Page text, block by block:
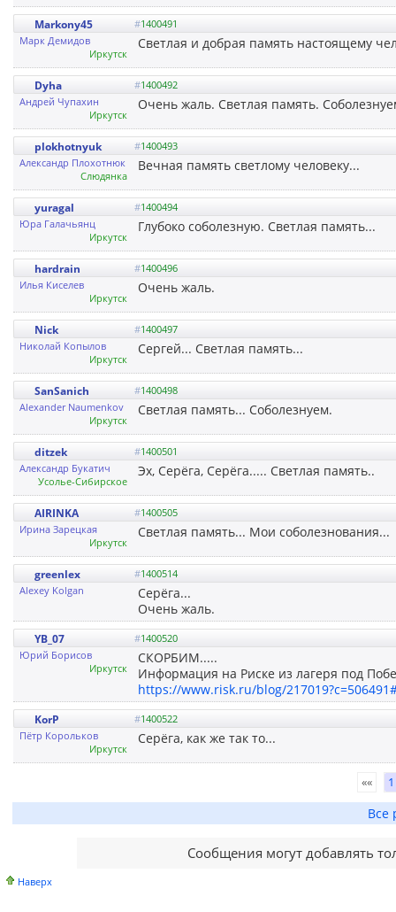
Markony45 #1400491
Марк Демидов
Иркутск
Светлая и добрая память настоящему
Dyha #1400492
Андрей Чупахин
Иркутск
Очень жаль. Светлая память.
plokhotnyuk #1400493
Александр Плохотнюк
Слюдянка
Вечная память светлому человеку...
yuragal #1400494
Юра Галачьянц
Иркутск
Глубоко соболезную. Светлая память...
hardrain #1400496
Илья Киселев
Иркутск
Очень жаль.
Nick #1400497
Николай Копылов
Иркутск
Сергей... Светлая память...
SanSanich #1400498
Alexander Naumenkov
Иркутск
Светлая память... Соболезнуем.
ditzek #1400501
Александр Букатич
Усолье-Сибирское
Эх, Серёга, Серёга..... Светлая память..
AIRINKA #1400505
Ирина Зарецкая
Иркутск
Светлая память... Мои соболезнования...
greenlex #1400514
Alexey Kolgan
Серёга...
Очень жаль.
YB_07 #1400520
Юрий Борисов
Иркутск
СКОРБИМ.....
Информация на Риске из лагеря под
https://www.risk.ru/blog/
KorP #1400522
Пётр Корольков
Иркутск
Серёга, как же так то...
«« 1
Все
Сообщения могут добавлять
Наверх